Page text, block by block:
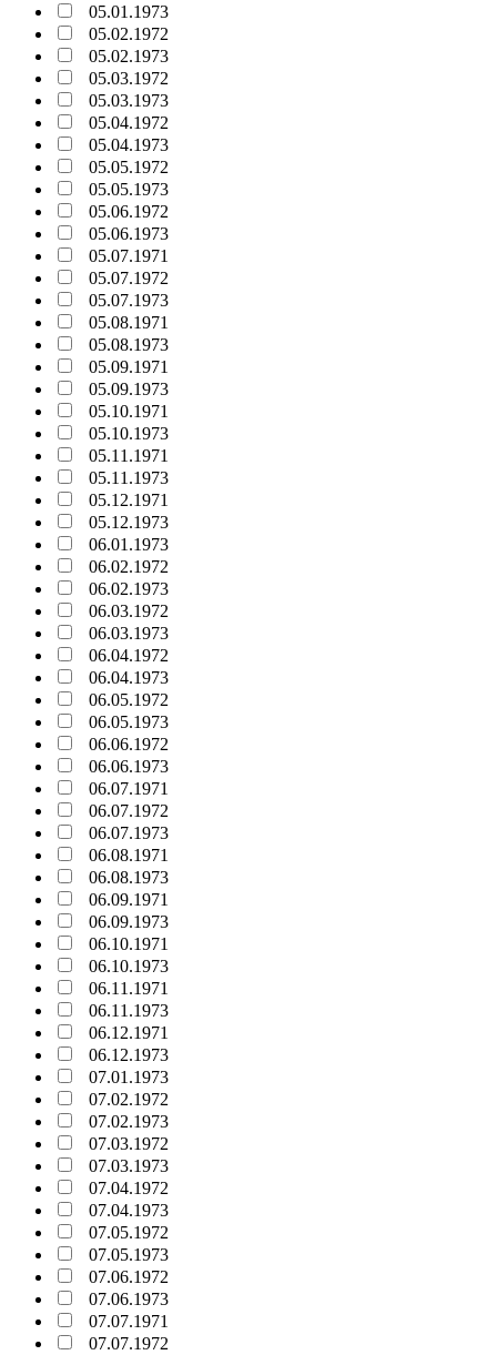
05.01.1973
05.02.1972
05.02.1973
05.03.1972
05.03.1973
05.04.1972
05.04.1973
05.05.1972
05.05.1973
05.06.1972
05.06.1973
05.07.1971
05.07.1972
05.07.1973
05.08.1971
05.08.1973
05.09.1971
05.09.1973
05.10.1971
05.10.1973
05.11.1971
05.11.1973
05.12.1971
05.12.1973
06.01.1973
06.02.1972
06.02.1973
06.03.1972
06.03.1973
06.04.1972
06.04.1973
06.05.1972
06.05.1973
06.06.1972
06.06.1973
06.07.1971
06.07.1972
06.07.1973
06.08.1971
06.08.1973
06.09.1971
06.09.1973
06.10.1971
06.10.1973
06.11.1971
06.11.1973
06.12.1971
06.12.1973
07.01.1973
07.02.1972
07.02.1973
07.03.1972
07.03.1973
07.04.1972
07.04.1973
07.05.1972
07.05.1973
07.06.1972
07.06.1973
07.07.1971
07.07.1972